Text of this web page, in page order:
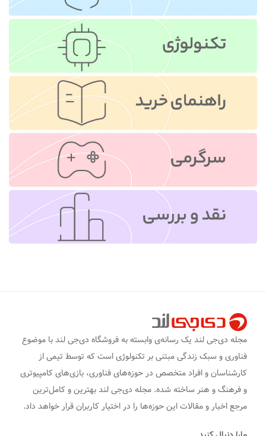
مجله دی‌جی لند یک رسانه‌ی وابسته به فروشگاه دی‌جی لند با موضوع
فناوری و سبک زندگی مبتنی بر تکنولوژی است که توسط تیمی از
کارشناسان و افراد متخصص در حوزه‌های فناوری، بازی‌های کامپیوتری
و فرهنگ و هنر ساخته شده. مجله دی‌جی لند بهترین و کامل‌ترین
مرجع اخبار و مقالات این حوزه‌ها را در اختیار کاربران قرار خواهد داد.